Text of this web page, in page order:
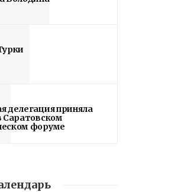
делегация приняла
Саратовском
форуме